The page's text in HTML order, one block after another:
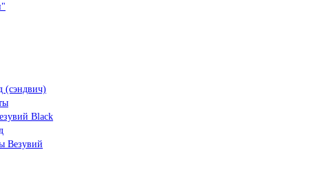
(сэндвич)
Black
Везувий